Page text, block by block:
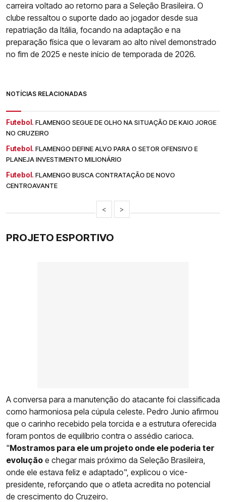
carreira voltado ao retorno para a Seleção Brasileira. O
clube ressaltou o suporte dado ao jogador desde sua
repatriação da Itália, focando na adaptação e na
preparação física que o levaram ao alto nível demonstrado
no fim de 2025 e neste início de temporada de 2026.
NOTÍCIAS RELACIONADAS
Futebol. FLAMENGO SEGUE DE OLHO NA SITUAÇÃO DE KAIO JORGE
NO CRUZEIRO
Futebol. FLAMENGO DEFINE ALVO PARA O SETOR OFENSIVO E
PLANEJA INVESTIMENTO MILIONÁRIO
Futebol. FLAMENGO BUSCA CONTRATAÇÃO DE NOVO
CENTROAVANTE
< >
PROJETO ESPORTIVO
A conversa para a manutenção do atacante foi classificada
como harmoniosa pela cúpula celeste. Pedro Junio afirmou
que o carinho recebido pela torcida e a estrutura oferecida
foram pontos de equilíbrio contra o assédio carioca.
"Mostramos para ele um projeto onde ele poderia ter
evolução e chegar mais próximo da Seleção Brasileira,
onde ele estava feliz e adaptado", explicou o vice-
presidente, reforçando que o atleta acredita no potencial
de crescimento do Cruzeiro.